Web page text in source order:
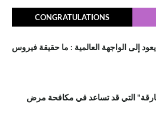
CONGRATULATIONS
إلى الواجهة العالمية : ما حقيقة فيروس
التي قد تساعد في مكافحة مرض